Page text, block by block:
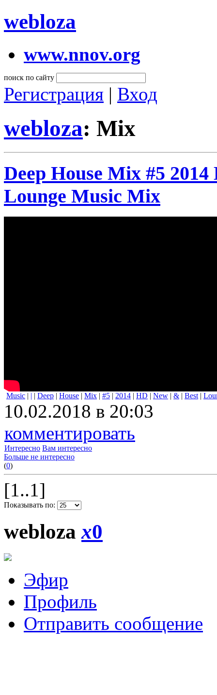
webloza
www.nnov.org
поиск по сайту
Регистрация | Вход
webloza: Mix
Deep House Mix #5
Lounge Music Mix
Music | | | Deep | House | Mix | #5 | 2014 | HD | New | & | Best |
10.02.2018 в 20:03
комментировать
Интересно Вам интересно
Больше не интересно
(0)
[1..1]
Показывать по:
weblozax0
Эфир
Профиль
Отправить сообщение